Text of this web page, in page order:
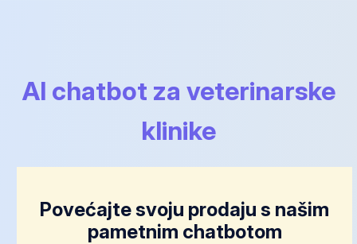
AI chatbot za veterinarske
klinike
Povećajte svoju prodaju s našim
pametnim chatbotom